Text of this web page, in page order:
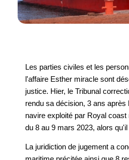
Les parties civiles et les
l'affaire Esther miracle sont
justice. Hier, le Tribunal
rendu sa décision, 3 ans après
navire exploité par Royal
du 8 au 9 mars 2023, alors
La juridiction de jugement a